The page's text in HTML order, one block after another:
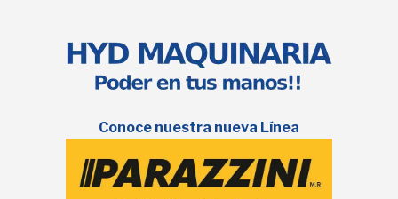
Conoce nuestra nueva Línea